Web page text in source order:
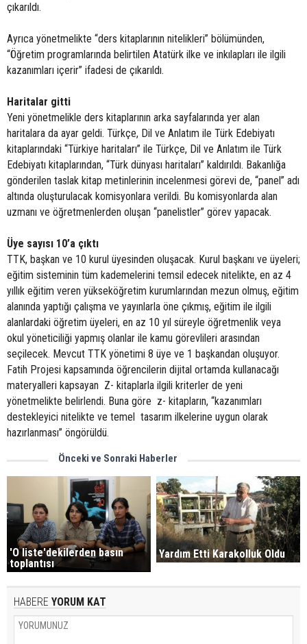
çıkarıldı.
Ayrıca yönetmelikte “ders kitaplarının nitelikleri” bölümünden,
“Öğretim programlarında belirtilen Atatürk ilke ve inkılapları ile ilgili
kazanımları içerir” ifadesi de çıkarıldı.
Haritalar gitti
Yeni yönetmelikle ders kitaplarının arka sayfalarında yer alan
haritalara da ayar geldi. Türkçe, Dil ve Anlatım ile Türk Edebiyatı
kitaplarındaki “Türkiye haritaları” ile Türkçe, Dil ve Anlatım ile Türk
Edebiyatı kitaplarından, “Türk dünyası haritaları” kaldırıldı. Bakanlığa
gönderilen taslak kitap metinlerinin incelenmesi görevi de, “panel” adı
altında oluşturulacak komisyonlara verildi. Bu komisyonlarda alan
uzmanı ve öğretmenlerden oluşan “panelistler” görev yapacak.
Üye sayısı 10’a çıktı
TTK, başkan ve 10 kurul üyesinden oluşacak. Kurul başkanı ve üyeleri;
eğitim sisteminin tüm kademelerini temsil edecek nitelikte, en az 4
yıllık eğitim veren yükseköğretim kurumlarından mezun olmuş, eğitim
alanında yaptığı çalışma ve yayınlarla öne çıkmış, eğitim ile ilgili
alanlardaki öğretim üyeleri, en az 10 yıl süreyle öğretmenlik veya
okul yöneticiliği yapmış olanlar ile kamu görevlileri arasından
seçilecek. Mevcut TTK yönetimi 8 üye ve 1 başkandan oluşuyor.
Fatih Projesi kapsamında öğrencilerin dijital ortamda kullanacağı
materyalleri kapsayan Z- kitaplarla ilgili kriterler de yeni
yönetmelikte belirlendi. Buna göre z- kitapların, “kazanımları
destekleyici nitelikte ve temel tasarım ilkelerine uygun olarak
hazırlanması” öngörüldü.
Önceki ve Sonraki Haberler
'O liste'dekilerden basın
toplantısı
Yardım Etti Karakolluk Oldu
HABERE YORUM KAT